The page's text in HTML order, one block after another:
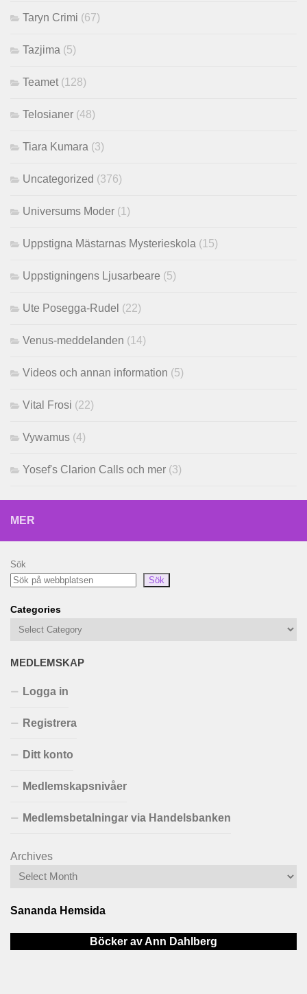
Taryn Crimi (67)
Tazjima (5)
Teamet (128)
Telosianer (48)
Tiara Kumara (3)
Uncategorized (376)
Universums Moder (1)
Uppstigna Mästarnas Mysterieskola (15)
Uppstigningens Ljusarbeare (5)
Ute Posegga-Rudel (22)
Venus-meddelanden (14)
Videos och annan information (5)
Vital Frosi (22)
Vywamus (4)
Yosef's Clarion Calls och mer (3)
MER
Sök
Sök
Categories
MEDLEMSKAP
Logga in
Registrera
Ditt konto
Medlemskapsnivåer
Medlemsbetalningar via Handelsbanken
Archives
Sananda Hemsida
Böcker av Ann Dahlberg